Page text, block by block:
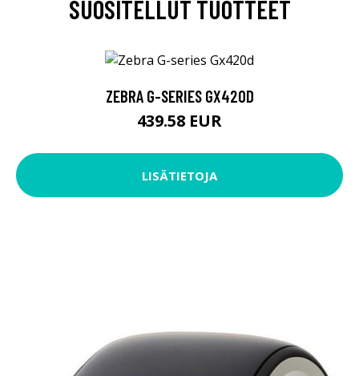
SUOSITELLUT TUOTTEET
ZEBRA G-SERIES GX420D
439.58 EUR
LISÄTIETOJA